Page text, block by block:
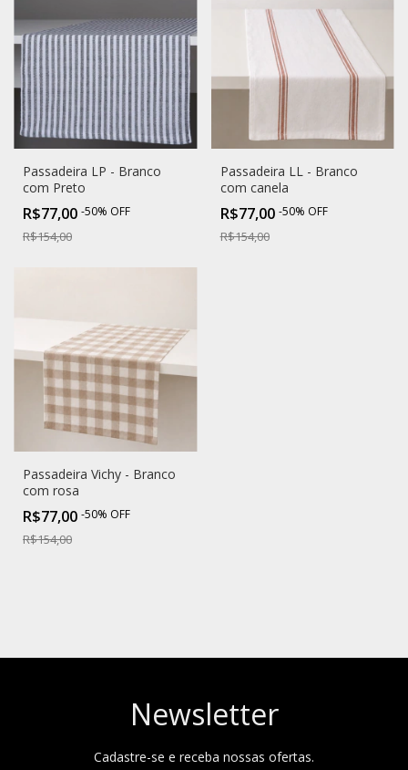
Passadeira LP - Branco
com Preto
R$77,00 -50% OFF
R$154,00
Passadeira LL - Branco
com canela
R$77,00 -50% OFF
R$154,00
Passadeira Vichy - Branco
com rosa
R$77,00 -50% OFF
R$154,00
Newsletter
Cadastre-se e receba nossas ofertas.